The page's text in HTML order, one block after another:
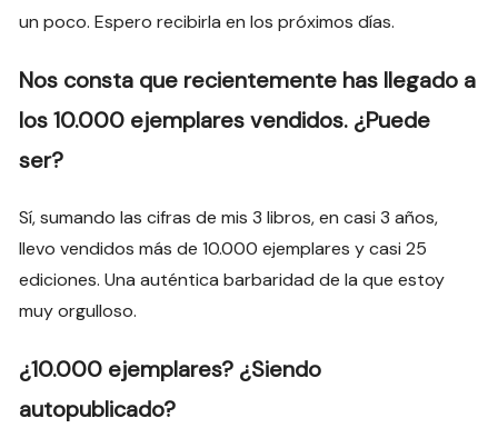
un poco. Espero recibirla en los próximos días.
Nos consta que recientemente has llegado a
los 10.000 ejemplares vendidos. ¿Puede
ser?
Sí, sumando las cifras de mis 3 libros, en casi 3 años,
llevo vendidos más de 10.000 ejemplares y casi 25
ediciones. Una auténtica barbaridad de la que estoy
muy orgulloso.
¿10.000 ejemplares? ¿Siendo
autopublicado?